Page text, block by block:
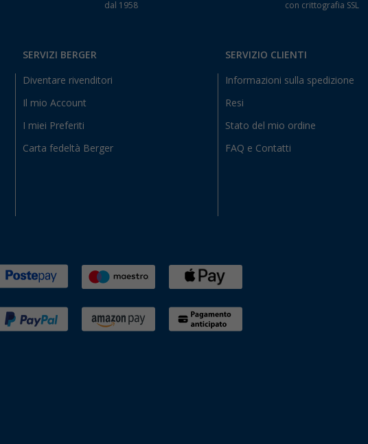
dal 1958
con crittografia SSL
SERVIZI BERGER
Diventare rivenditori
Il mio Account
I miei Preferiti
Carta fedeltà Berger
SERVIZIO CLIENTI
Informazioni sulla spedizione
Resi
Stato del mio ordine
FAQ e Contatti